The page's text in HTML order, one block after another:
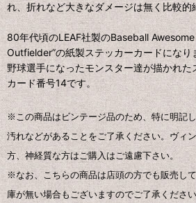
れ、折れなど大きなダメージは無く比較的
80年代頃のLEAF社製のBaseball
Outfielder”の紙製ステッカーカードになり
野球選手になったモンスター達が描かれた
カード番号14です。
※この商品はビンテージ品のため、特に明記
汚れなどがあることをご了承ください。ヴィ
方、神経質な方はご購入はご遠慮下さい。
※なお、こちらの商品は店頭の方でも販売し
庫が無い場合もございますのでご了承くださ